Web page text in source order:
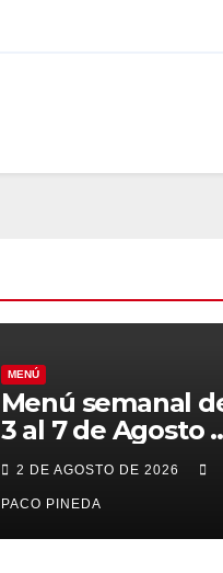
MENÚ
Menú semanal
3 al 7 de Agosto
2026
2 DE AGOSTO DE 2026
PACO PINEDA